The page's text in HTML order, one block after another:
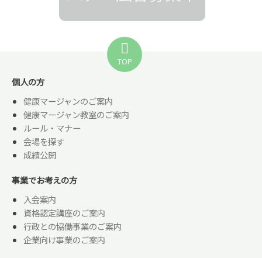
TOP
個人の方
健康マージャンのご案内
健康マージャン教室のご案内
ルール・マナー
会場を探す
成績公開
事業でお考えの方
入会案内
資格認定講座のご案内
行政との協働事業のご案内
企業向け事業のご案内